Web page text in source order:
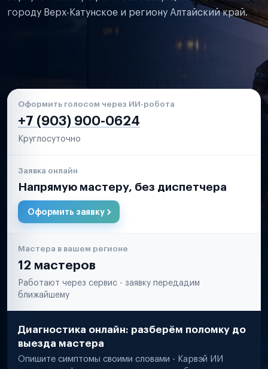
городу Верх-Катунское и региону Алтайский край.
Оформить голосом через ИИ-робота
+7 (903) 900-0624
Круглосуточно
Заявка онлайн
Напрямую мастеру, без диспетчера
Оформить заявку
Мастера в вашем регионе
12 мастеров
Работают через сервис - заявку передадим
ближайшему
Диагностика онлайн: разберём поломку до
выезда мастера
Опишите симптомы своими словами - Карвэй ИИ